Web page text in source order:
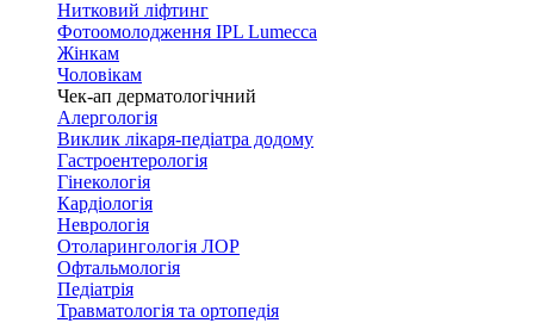
Нитковий ліфтинг
Фотоомолодження IPL Lumecca
Жінкам
Чоловікам
Чек-ап дерматологічний
Алергологія
Виклик лікаря-педіатра додому
Гастроентерологія
Гінекологія
Кардіологія
Неврологія
Отоларингологія ЛОР
Офтальмологія
Педіатрія
Травматологія та ортопедія